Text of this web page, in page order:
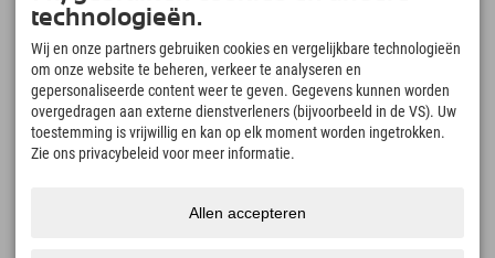
Download nu!
Tijd voor ontdekkingsmomenten
166
Bergmeren en
avonturenzwembaden
4.634km
Pistes voor skiën en
snowboarden
aan
technologieën.
Wij en onze partners gebruiken cookies en vergelijkbare technologieën
om onze website te beheren, verkeer te analyseren en
gepersonaliseerde content weer te geven. Gegevens kunnen worden
overgedragen aan externe dienstverleners (bijvoorbeeld in de VS). Uw
toestemming is vrijwillig en kan op elk moment worden ingetrokken.
Zie ons privacybeleid voor meer informatie.
Allen accepteren